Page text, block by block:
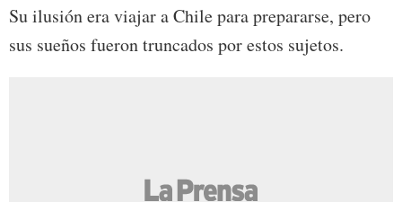
Su ilusión era viajar a Chile para prepararse, pero
sus sueños fueron truncados por estos sujetos.